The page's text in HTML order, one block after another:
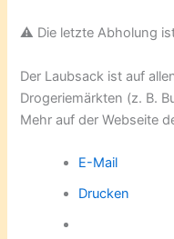
⚠️ Die letzte Abholung
Der Laubsack ist auf
Drogeriemärkten (z. B.
Mehr auf der Webseite
E-Mail
Drucken